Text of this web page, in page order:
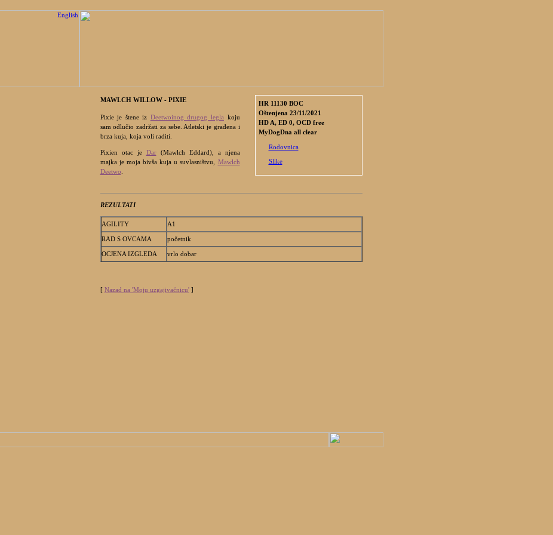
HR 11130 BOC
Oštenjena 23/11/2021
HD A, ED 0, OCD free
MyDogDna all clear
Rodovnica
Slike
MAWLCH WILLOW - PIXIE
Pixie je štene iz Deetwoinog drugog legla koju
sam odlučio zadržati za sebe. Atletski je građena i
brza kuja, koja voli raditi.
Pixien otac je Dar(Mawlch Eddard), a njena
majka je moja bivša kuja u suvlasništvu, Mawlch
Deetwo
REZULTATI
AGILITY A1
RAD S OVCAMA početnik
OCJENA IZGLEDA vrlo dobar
[ Nazad na 'Moju uzgajivačnicu']